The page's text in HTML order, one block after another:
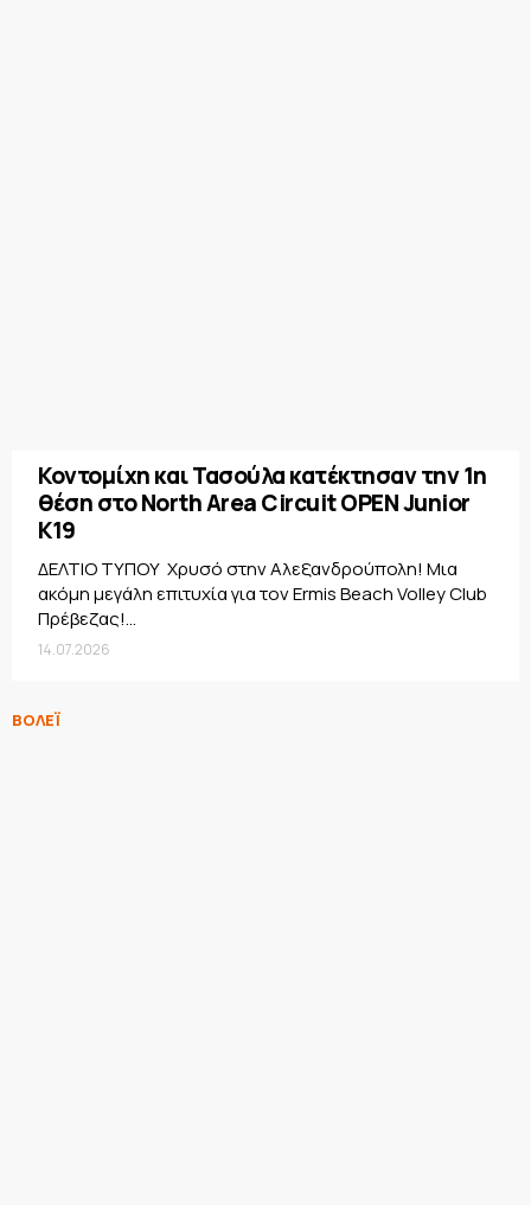
Κοντομίχη και Τασούλα κατέκτησαν την 1η
θέση στο North Area Circuit OPEN Junior
K19
ΔΕΛΤΙΟ ΤΥΠΟΥ Χρυσό στην Αλεξανδρούπολη! Μια
ακόμη μεγάλη επιτυχία για τον Ermis Beach Volley Club
Πρέβεζας!...
14.07.2026
ΒΟΛΕΪ